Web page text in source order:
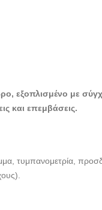
εξοπλισμένο με
και επεμβάσεις.
τυμπανομετρία,